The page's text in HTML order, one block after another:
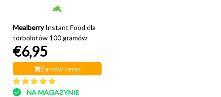
Mealberry Instant Food dla
torbolotów 100 gramów
€6,95
Zamów teraz
NA MAGAZYNIE